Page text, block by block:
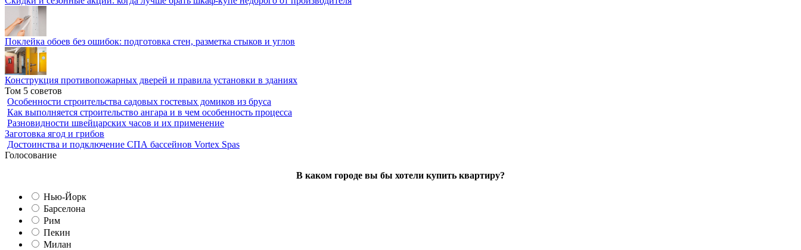
Поклейка обоев без ошибок: подготовка стен, разметка стыков и углов
Конструкция противопожарных дверей и правила установки в зданиях
Том 5 советов
Особенности строительства садовых гостевых домиков из бруса
Как выполняется строительство ангара и в чем особенность процесса
Разновидности швейцарских часов и их применение
Заготовка ягод и грибов
Достоинства и подключение СПА бассейнов Vortex Spas
Голосование
В каком городе вы бы хотели купить квартиру?
Нью-Йорк
Барселона
Рим
Пекин
Милан